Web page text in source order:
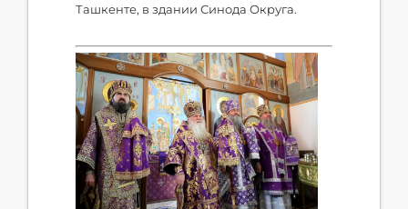
Ташкенте, в здании Синода Округа.